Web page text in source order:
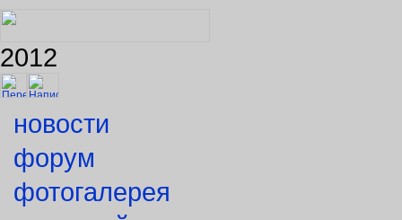
2012
новости
форум
фотогалерея